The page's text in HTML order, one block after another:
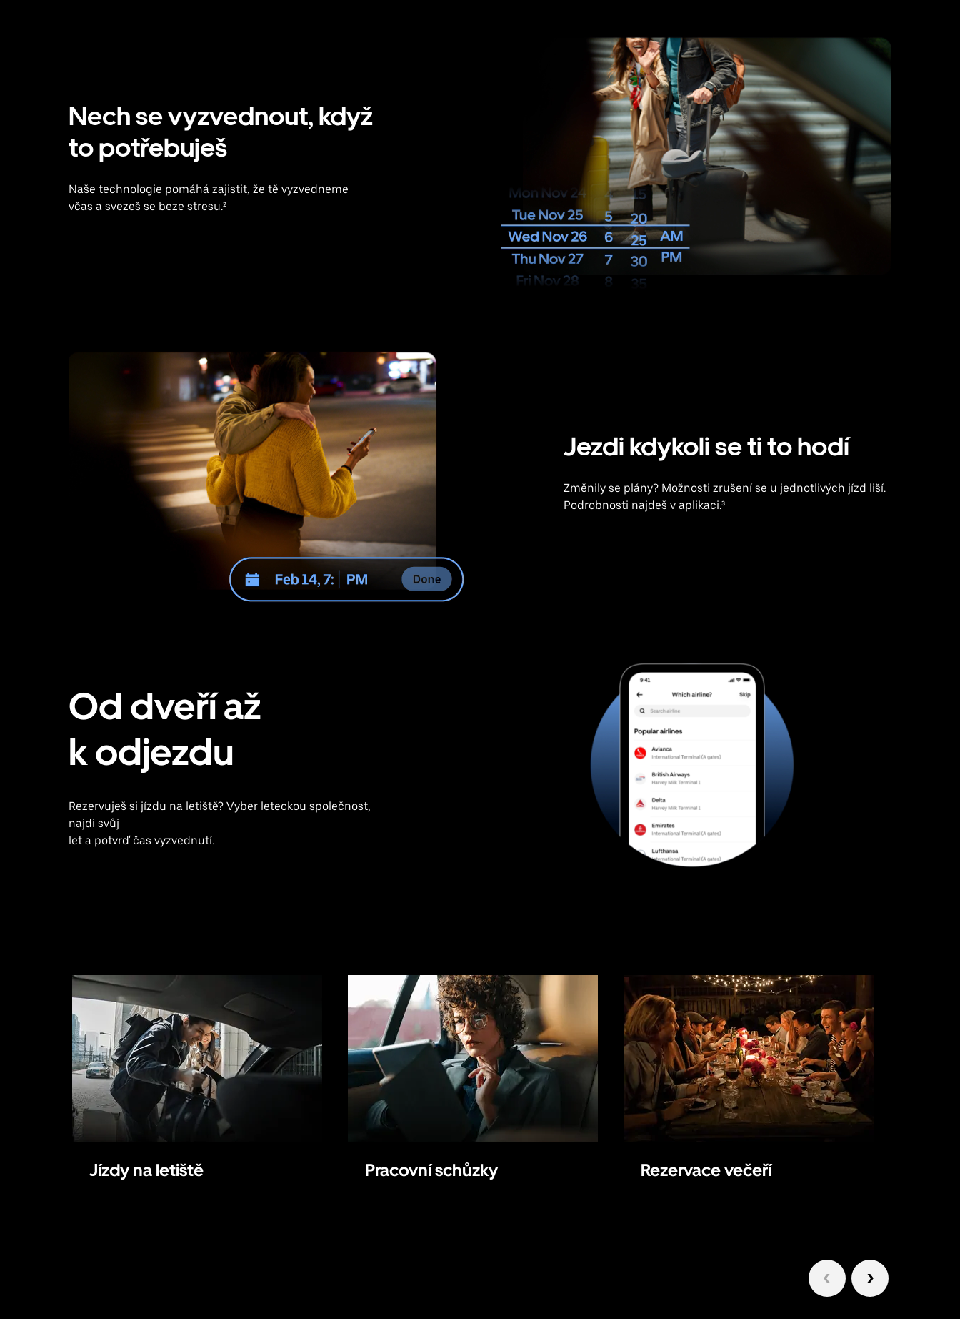
Nech se vyzvednout, když
to potřebuješ
Naše technologie pomáhá zajistit, že tě vyzvedneme
včas a svezeš se beze stresu.²
Jezdi kdykoli se ti to hodí
Změnily se plány? Možnosti zrušení se u jednotlivých jízd liší.
Podrobnosti najdeš v aplikaci.³
Od dveří až
k odjezdu
Rezervuješ si jízdu na letiště? Vyber leteckou společnost,
najdi svůj
let a potvrď čas vyzvednutí.
Jízdy na letiště Pracovní schůzky Rezervace večeří